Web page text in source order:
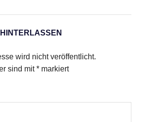
wird nicht veröffentlicht.
sind mit* markiert